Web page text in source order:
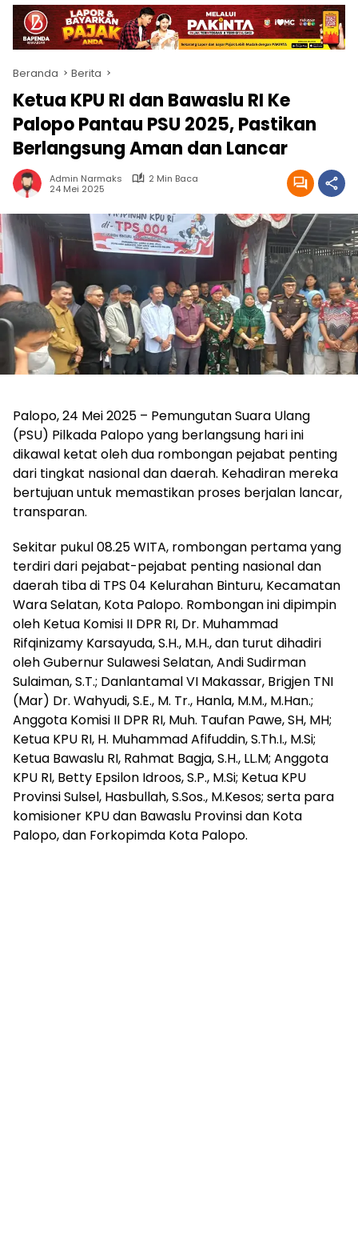
Beranda Berita
Ketua KPU RI dan Bawaslu RI Ke
Palopo Pantau PSU 2025, Pastikan
Berlangsung Aman dan Lancar
Admin Narmaks
2 Min Baca
24 Mei 2025
Palopo, 24 Mei 2025 – Pemungutan Suara Ulang
(PSU) Pilkada Palopo yang berlangsung hari ini
dikawal ketat oleh dua rombongan pejabat penting
dari tingkat nasional dan daerah. Kehadiran mereka
bertujuan untuk memastikan proses berjalan lancar,
transparan.
Sekitar pukul 08.25 WITA, rombongan pertama yang
terdiri dari pejabat-pejabat penting nasional dan
daerah tiba di TPS 04 Kelurahan Binturu, Kecamatan
Wara Selatan, Kota Palopo. Rombongan ini dipimpin
oleh Ketua Komisi II DPR RI, Dr. Muhammad
Rifqinizamy Karsayuda, S.H., M.H., dan turut dihadiri
oleh Gubernur Sulawesi Selatan, Andi Sudirman
Sulaiman, S.T.; Danlantamal VI Makassar, Brigjen TNI
(Mar) Dr. Wahyudi, S.E., M. Tr., Hanla, M.M., M.Han.;
Anggota Komisi II DPR RI, Muh. Taufan Pawe, SH, MH;
Ketua KPU RI, H. Muhammad Afifuddin, S.Th.I., M.Si;
Ketua Bawaslu RI, Rahmat Bagja, S.H., LL.M; Anggota
KPU RI, Betty Epsilon Idroos, S.P., M.Si; Ketua KPU
Provinsi Sulsel, Hasbullah, S.Sos., M.Kesos; serta para
komisioner KPU dan Bawaslu Provinsi dan Kota
Palopo, dan Forkopimda Kota Palopo.